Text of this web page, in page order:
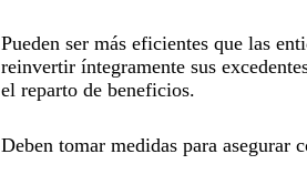
Pueden ser más eficientes que las
reinvertir íntegramente sus
el reparto de beneficios.
Deben tomar medidas para asegurar